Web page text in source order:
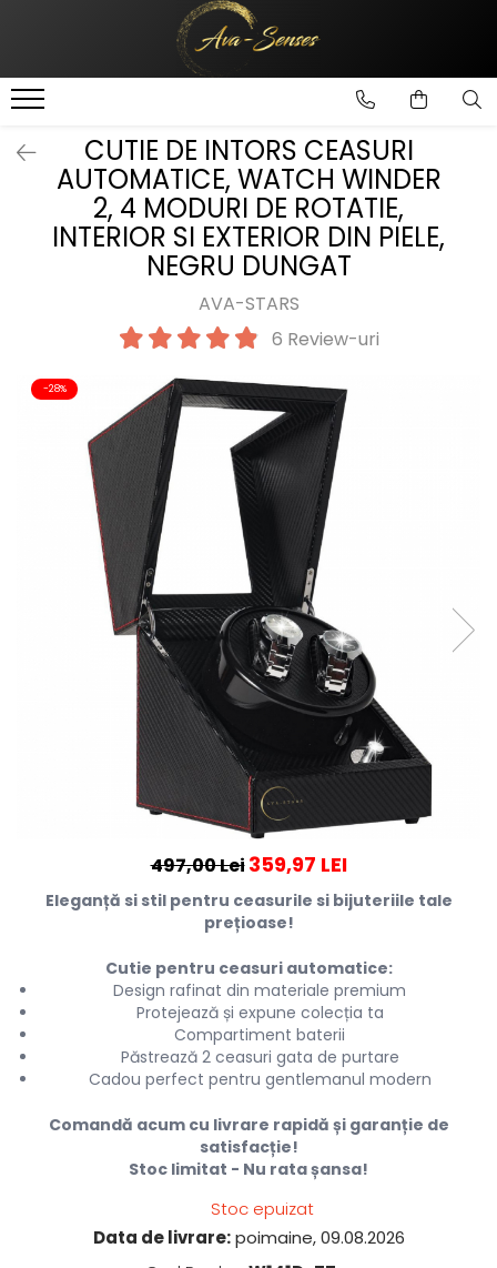
INGRIJIRE SI FRUMUSETE
CUTIE DE INTORS CEASURI
AUTOMATICE, WATCH WINDER
2, 4 MODURI DE ROTATIE,
INTERIOR SI EXTERIOR DIN PIELE,
NEGRU DUNGAT
AVA-STARS
6 Review-uri
-28%
497,00 Lei359,97 LEI
Eleganță si stil pentru ceasurile si bijuteriile tale
prețioase!
Cutie pentru ceasuri automatice:
Design rafinat din materiale premium
Protejează și expune colecția ta
Compartiment baterii
Păstrează 2 ceasuri gata de purtare
Cadou perfect pentru gentlemanul modern
Comandă acum cu livrare rapidă și garanție de
satisfacție!
Stoc limitat - Nu rata șansa!
Stoc epuizat
Data de livrare:poimaine, 09.08.2026